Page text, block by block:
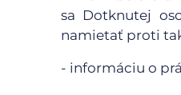
sa Dotknutej
namietať proti
- informáciu o